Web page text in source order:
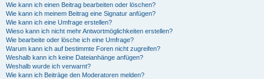
Wie kann ich einen Beitrag bearbeiten oder löschen?
Wie kann ich meinem Beitrag eine Signatur anfügen?
Wie kann ich eine Umfrage erstellen?
Wieso kann ich nicht mehr Antwortmöglichkeiten erstellen?
Wie bearbeite oder lösche ich eine Umfrage?
Warum kann ich auf bestimmte Foren nicht zugreifen?
Weshalb kann ich keine Dateianhänge anfügen?
Weshalb wurde ich verwarnt?
Wie kann ich Beiträge den Moderatoren melden?